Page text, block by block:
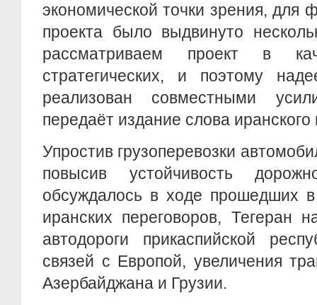
экономической точки зрения, для
проекта было выдвинуто
рассматриваем проект в
стратегических, и поэтому
реализован совместными
передаёт издание слова иранского
Упростив грузоперевозки
повысив устойчивость
обсуждалось в ходе прошедших
иранских переговоров, Тегеран
автодороги прикаспийской
связей с Европой, увеличения
Азербайджана и Грузии.